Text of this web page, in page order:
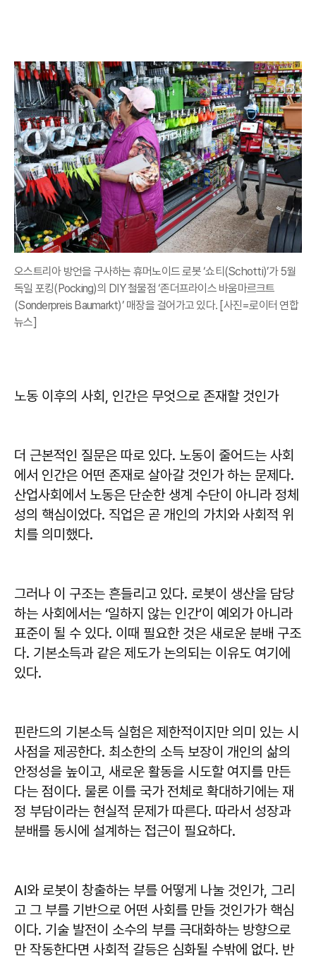
오스트리아 방언을 구사하는 휴머노이드 로봇 ‘쇼티(Schotti)’가 5월
독일 포킹(Pocking)의 DIY 철물점 ‘존더프라이스 바움마르크트
(Sonderpreis Baumarkt)’ 매장을 걸어가고 있다. [사진=로이터 연합
뉴스]
노동 이후의 사회, 인간은 무엇으로 존재할 것인가
더 근본적인 질문은 따로 있다. 노동이 줄어드는 사회
에서 인간은 어떤 존재로 살아갈 것인가 하는 문제다.
산업사회에서 노동은 단순한 생계 수단이 아니라 정체
성의 핵심이었다. 직업은 곧 개인의 가치와 사회적 위
치를 의미했다.
그러나 이 구조는 흔들리고 있다. 로봇이 생산을 담당
하는 사회에서는 ‘일하지 않는 인간’이 예외가 아니라
표준이 될 수 있다. 이때 필요한 것은 새로운 분배 구조
다. 기본소득과 같은 제도가 논의되는 이유도 여기에
있다.
핀란드의 기본소득 실험은 제한적이지만 의미 있는 시
사점을 제공한다. 최소한의 소득 보장이 개인의 삶의
안정성을 높이고, 새로운 활동을 시도할 여지를 만든
다는 점이다. 물론 이를 국가 전체로 확대하기에는 재
정 부담이라는 현실적 문제가 따른다. 따라서 성장과
분배를 동시에 설계하는 접근이 필요하다.
AI와 로봇이 창출하는 부를 어떻게 나눌 것인가, 그리
고 그 부를 기반으로 어떤 사회를 만들 것인가가 핵심
이다. 기술 발전이 소수의 부를 극대화하는 방향으로
만 작동한다면 사회적 갈등은 심화될 수밖에 없다. 반